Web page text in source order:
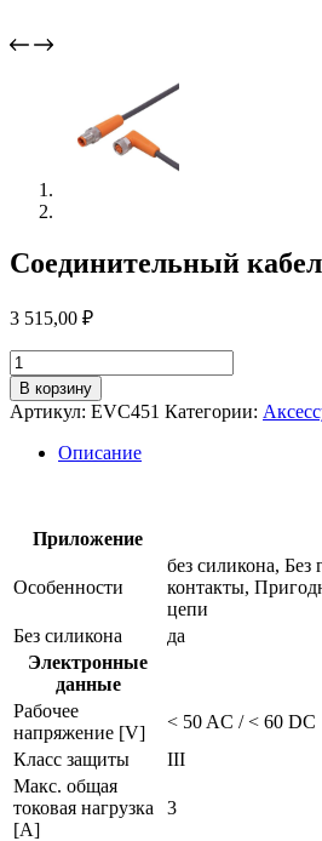
Соединительный
3 515,00 ₽
Количество
товара
Соединительный
кабель
evc451
В корзину
Артикул: EVC451 Категории:
Описание
Приложение
Особенности
без силикона, Без
контакты,
цепи
Без силикона
да
Электронные
данные
Рабочее
напряжение [V]
< 50 AC / < 60 DC
Класс защиты
III
Макс. общая
токовая нагрузка
[A]
3